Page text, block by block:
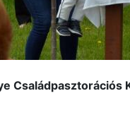
Családpasztorációs